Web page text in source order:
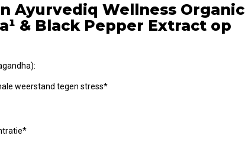
Ayurvediq Wellness Organic
& Black Pepper Extract op
weerstand tegen stress*